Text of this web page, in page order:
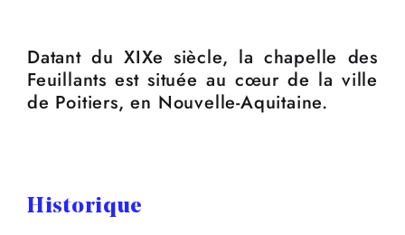
Datant du XIXe siècle, la chapelle des
Feuillants est située au cœur de la ville
de Poitiers, en Nouvelle-Aquitaine.
Historique